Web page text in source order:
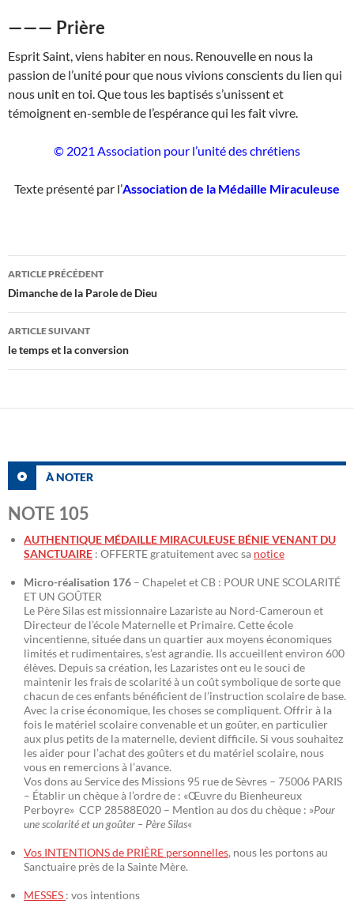
——— Prière
Esprit Saint, viens habiter en nous. Renouvelle en nous la
passion de l’unité pour que nous vivions conscients du lien qui
nous unit en toi. Que tous les baptisés s’unissent et
témoignent en-semble de l’espérance qui les fait vivre.
© 2021 Association pour l’unité des chrétiens
Texte présenté par l’Association de la Médaille Miraculeuse
Navigation
des
articles
ARTICLE PRÉCÉDENT
Dimanche de la Parole de Dieu
ARTICLE SUIVANT
le temps et la conversion
À NOTER
NOTE 105
AUTHENTIQUE MÉDAILLE MIRACULEUSE BÉNIE VENANT DU
SANCTUAIRE : OFFERTE gratuitement avec sa notice
Micro-réalisation 176 – Chapelet et CB : POUR UNE SCOLARITÉ
ET UN GOÛTER
Le Père Silas est missionnaire Lazariste au Nord-Cameroun et
Directeur de l’école Maternelle et Primaire. Cette école
vincentienne, située dans un quartier aux moyens économiques
limités et rudimentaires, s’est agrandie. Ils accueillent environ 600
élèves. Depuis sa création, les Lazaristes ont eu le souci de
maintenir les frais de scolarité à un coût symbolique de sorte que
chacun de ces enfants bénéficient de l’instruction scolaire de base.
Avec la crise économique, les choses se compliquent. Offrir à la
fois le matériel scolaire convenable et un goûter, en particulier
aux plus petits de la maternelle, devient difficile. Si vous souhaitez
les aider pour l’achat des goûters et du matériel scolaire, nous
vous en remercions à l’avance.
Vos dons au Service des Missions 95 rue de Sèvres – 75006 PARIS
– Établir un chèque à l’ordre de : «Œuvre du Bienheureux
Perboyre» CCP 28588E020 – Mention au dos du chèque : »Pour
une scolarité et un goûter – Père Silas«
Vos INTENTIONS de PRIÈRE personnelles, nous les portons au
Sanctuaire près de la Sainte Mère.
MESSES : vos intentions